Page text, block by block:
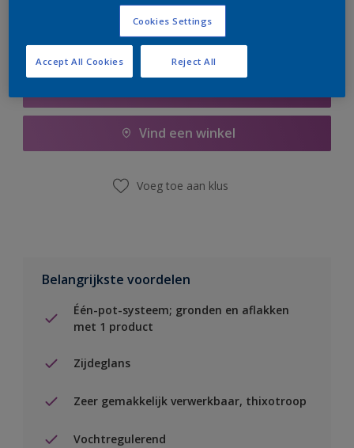
Vind een winkel
Voeg toe aan klus
Belangrijkste voordelen
Één-pot-systeem; gronden en aflakken
met 1 product
Zijdeglans
Zeer gemakkelijk verwerkbaar, thixotroop
Vochtregulerend
Cookies Settings
Reject All
Accept All Cookies